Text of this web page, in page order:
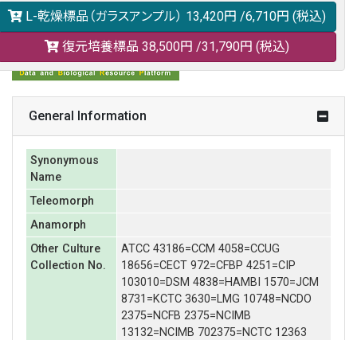
日本語での検索も可能です。
L-乾燥標品（ガラスアンプル） 13,420円 /6,710円 (税込)
復元培養標品 38,500円 /31,790円 (税込)
General Information
Synonymous
Name
Teleomorph
Anamorph
Other Culture
Collection No.
ATCC 43186=CCM 4058=CCUG
18656=CECT 972=CFBP 4251=CIP
103010=DSM 4838=HAMBI 1570=JCM
8731=KCTC 3630=LMG 10748=NCDO
2375=NCFB 2375=NCIMB
13132=NCIMB 702375=NCTC 12363